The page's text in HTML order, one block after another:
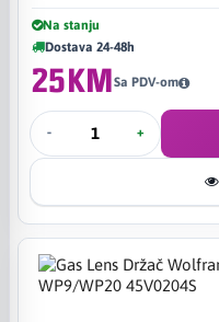
Na stanju
Dostava 24-48h
25KMSa PDV-om
- +